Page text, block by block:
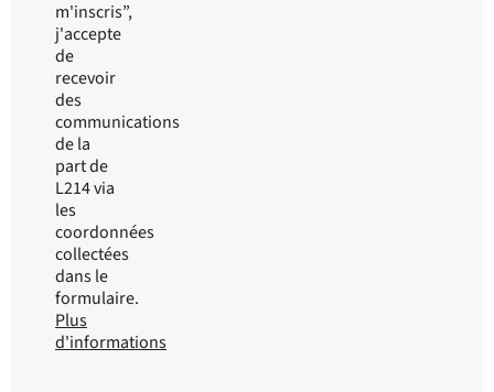
m'inscris”,
j'accepte
de
recevoir
des
communications
de la
part de
L214 via
les
coordonnées
collectées
dans le
formulaire.
Plus
d'informations